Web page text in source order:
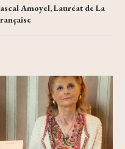
Amoyel, Lauréat de La